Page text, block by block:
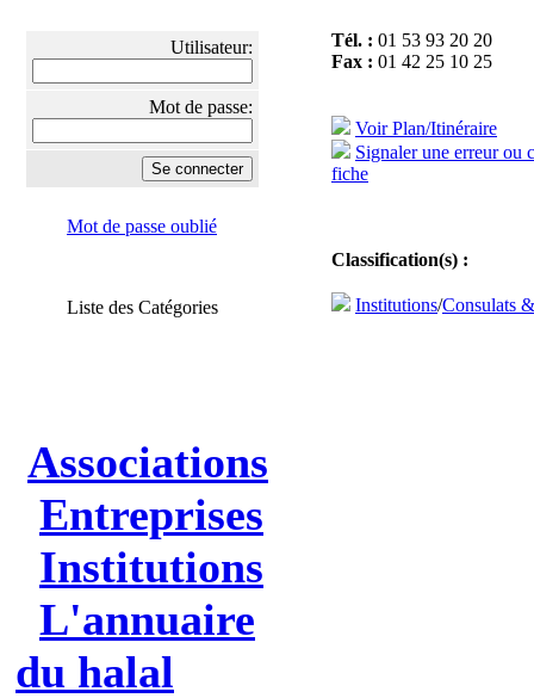
Utilisateur:
Mot de passe:
Mot de passe oublié
Liste des Catégories
Associations
Entreprises
Institutions
L'annuaire
du halal
Tél. : 01 53 93 20 20
Fax : 01 42 25 10 25
Voir Plan/Itinéraire
Signaler une erreur ou
fiche
Classification(s) :
Institutions/Consulats